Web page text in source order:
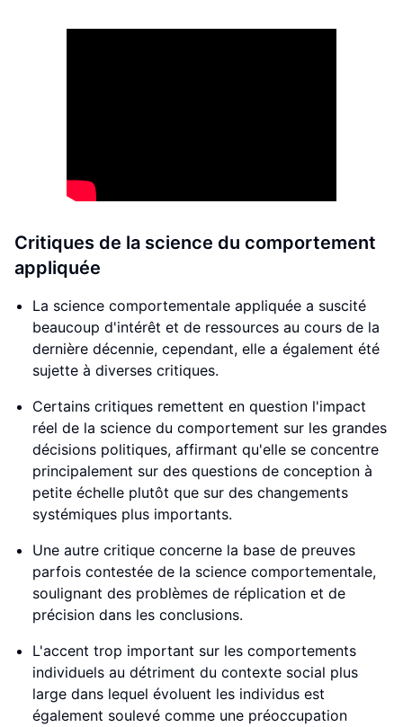
Critiques de la science du comportement
appliquée
La science comportementale appliquée a suscité
beaucoup d'intérêt et de ressources au cours de la
dernière décennie, cependant, elle a également été
sujette à diverses critiques.
Certains critiques remettent en question l'impact
réel de la science du comportement sur les grandes
décisions politiques, affirmant qu'elle se concentre
principalement sur des questions de conception à
petite échelle plutôt que sur des changements
systémiques plus importants.
Une autre critique concerne la base de preuves
parfois contestée de la science comportementale,
soulignant des problèmes de réplication et de
précision dans les conclusions.
L'accent trop important sur les comportements
individuels au détriment du contexte social plus
large dans lequel évoluent les individus est
également soulevé comme une préoccupation